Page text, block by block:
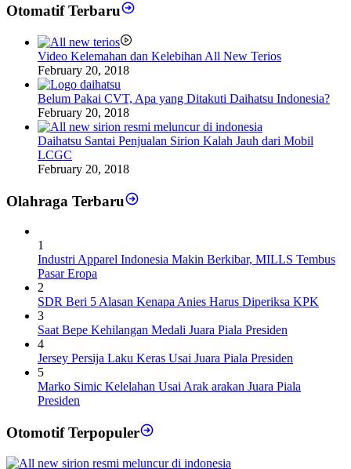
Otomatif Terbaru
Video Kelemahan dan Kelebihan All New Terios
February 20, 2018
Belum Pakai CVT, Apa yang Ditakuti Daihatsu Indonesia?
February 20, 2018
Daihatsu Santai Penjualan Sirion Kalah Jauh dari Mobil
LCGC
February 20, 2018
Olahraga Terbaru
1
Industri Apparel Indonesia Makin Berkibar, MILLS Tembus
Pasar Eropa
2
SDR Beri 5 Alasan Kenapa Anies Harus Diperiksa KPK
3
Saat Bepe Kehilangan Medali Juara Piala Presiden
4
Jersey Persija Laku Keras Usai Juara Piala Presiden
5
Marko Simic Kelelahan Usai Arak arakan Juara Piala
Presiden
Otomotif Terpopuler